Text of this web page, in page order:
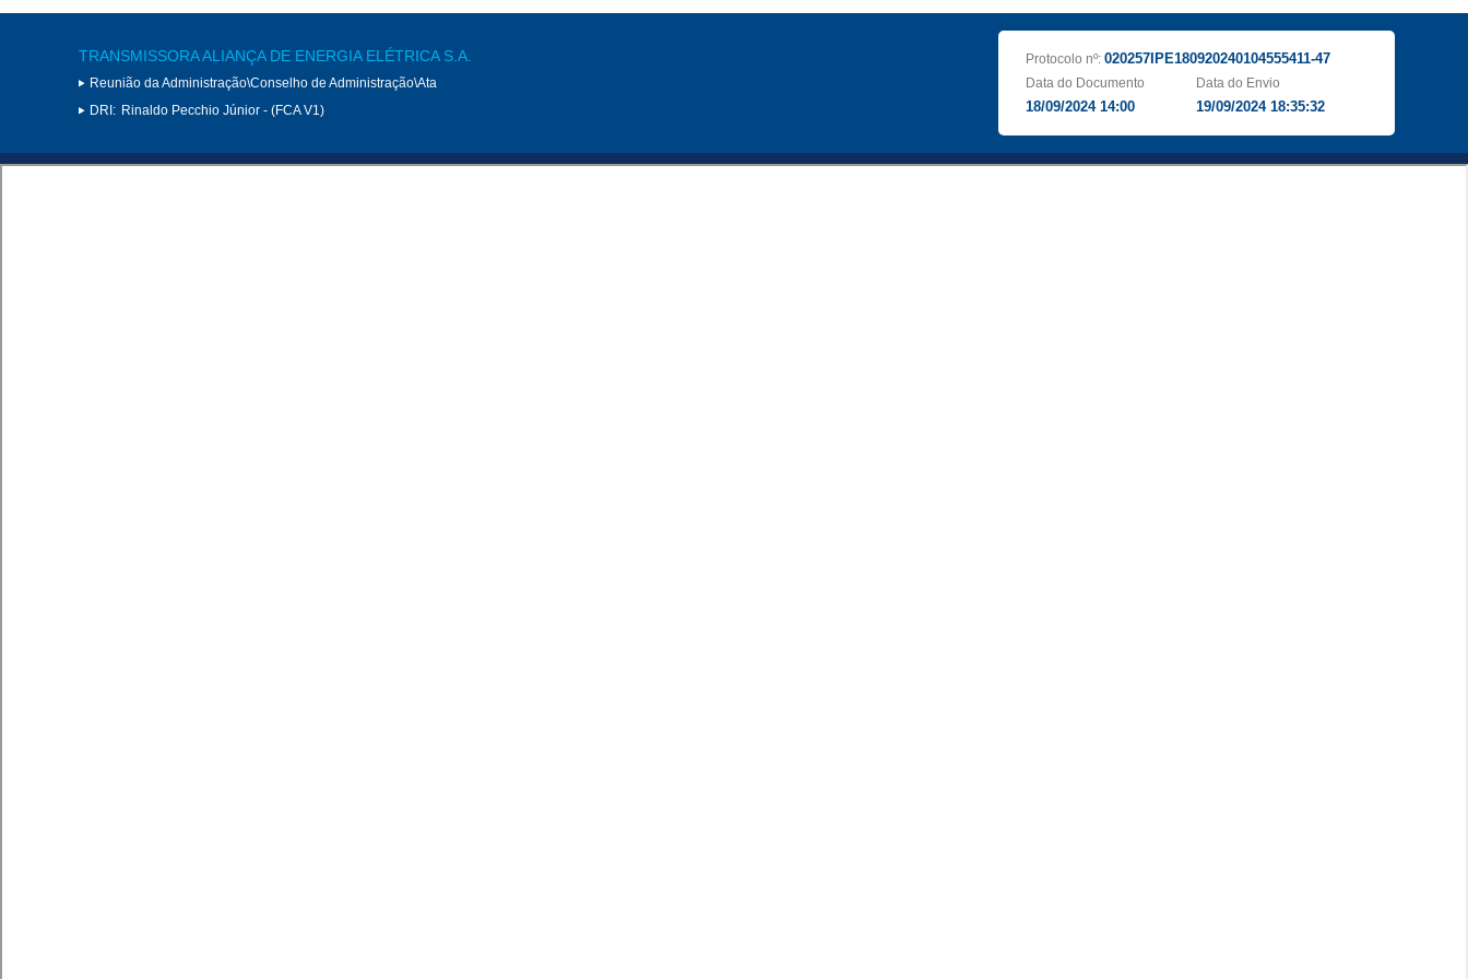
TRANSMISSORA ALIANÇA DE ENERGIA ELÉTRICA S.A.
Reunião da Administração\Conselho de Administração\Ata
DRI: Rinaldo Pecchio Júnior - (FCA V1)
Protocolo nº: 020257IPE180920240104555411-47
Data do Documento
18/09/2024 14:00
Data do Envio
19/09/2024 18:35:32